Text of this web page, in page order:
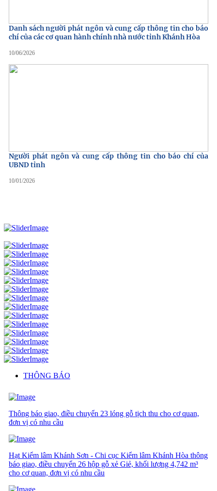
Danh sách người phát ngôn và cung cấp thông tin cho báo
chí của các cơ quan hành chính nhà nước tỉnh Khánh Hòa
10/06/2026
Người phát ngôn và cung cấp thông tin cho báo chí của
UBND tỉnh
10/01/2026
THÔNG BÁO
Thông báo giao, điều chuyển 23 lóng gỗ tịch thu cho cơ quan,
đơn vị có nhu cầu
Hạt Kiểm lâm Khánh Sơn - Chi cục Kiểm lâm Khánh Hòa thông
báo giao, điều chuyển 26 hộp gỗ xẻ Giẻ, khối lượng 4,742 m³
cho cơ quan, đơn vị có nhu cầu